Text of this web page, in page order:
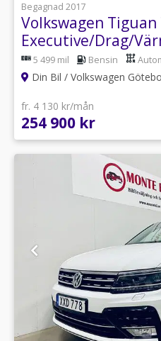
Begagnad 2017
Volkswagen Tiguan
Executive/Drag/
5 499 mil Bensin
Din Bil / Volkswagen
fr. 4 130 kr/mån
254 900 kr
1